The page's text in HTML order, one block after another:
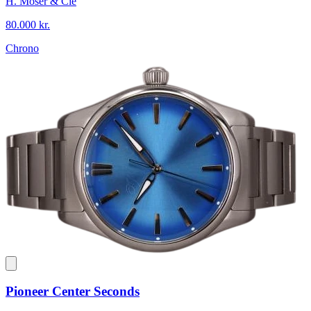
80.000 kr.
Chrono
Pioneer Center Seconds